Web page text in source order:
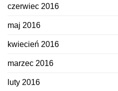
czerwiec 2016
maj 2016
kwiecień 2016
marzec 2016
luty 2016